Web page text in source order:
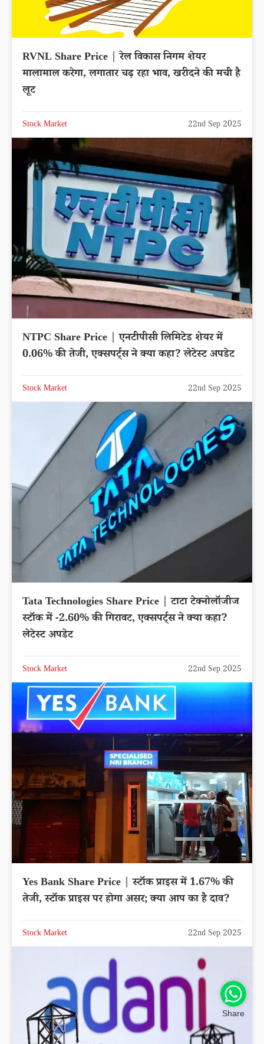
RVNL Share Price | रेल विकास निगम शेयर
मालामाल करेगा, लगातार चढ़ रहा भाव, खरीदने की मची है
लूट
Stock Market 22nd Sep 2025
NTPC Share Price | एनटीपीसी लिमिटेड शेयर में
0.06% की तेजी, एक्सपर्ट्स ने क्या कहा? लेटेस्ट अपडेट
Stock Market 22nd Sep 2025
Tata Technologies Share Price | टाटा टेक्नोलॉजीज
स्टॉक में -2.60% की गिरावट, एक्सपर्ट्स ने क्या कहा?
लेटेस्ट अपडेट
Stock Market 22nd Sep 2025
Yes Bank Share Price | स्टॉक प्राइस में 1.67% की
तेजी, स्टॉक प्राइस पर होगा असर; क्या आप का है दाव?
Stock Market 22nd Sep 2025
Share